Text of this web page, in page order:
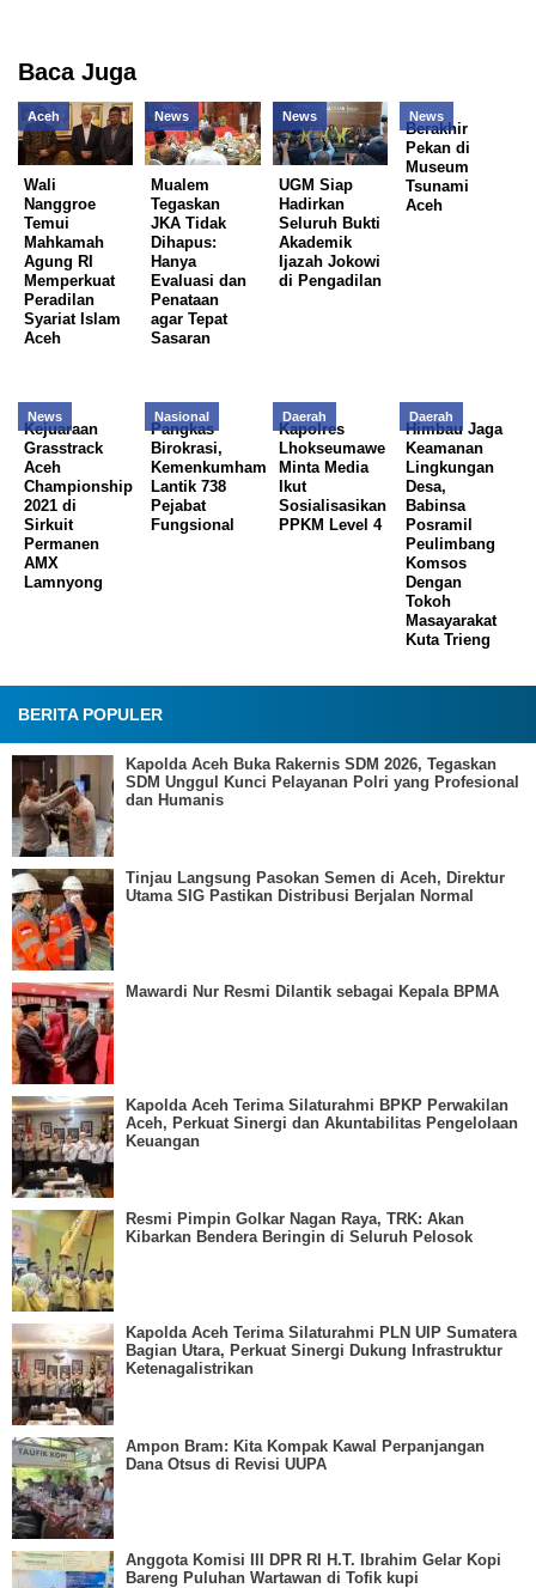
Baca Juga
Aceh
Wali
Nanggroe
Temui
Mahkamah
Agung RI
Memperkuat
Peradilan
Syariat Islam
Aceh
News
Mualem
Tegaskan
JKA Tidak
Dihapus:
Hanya
Evaluasi dan
Penataan
agar Tepat
Sasaran
News
UGM Siap
Hadirkan
Seluruh Bukti
Akademik
Ijazah Jokowi
di Pengadilan
News
Berakhir
Pekan di
Museum
Tsunami
Aceh
News
Kejuaraan
Grasstrack
Aceh
Championship
2021 di
Sirkuit
Permanen
AMX
Lamnyong
Nasional
Pangkas
Birokrasi,
Kemenkumham
Lantik 738
Pejabat
Fungsional
Daerah
Kapolres
Lhokseumawe
Minta Media
Ikut
Sosialisasikan
PPKM Level 4
Daerah
Himbau Jaga
Keamanan
Lingkungan
Desa,
Babinsa
Posramil
Peulimbang
Komsos
Dengan
Tokoh
Masayarakat
Kuta Trieng
BERITA POPULER
Kapolda Aceh Buka Rakernis SDM 2026, Tegaskan
SDM Unggul Kunci Pelayanan Polri yang Profesional
dan Humanis
Tinjau Langsung Pasokan Semen di Aceh, Direktur
Utama SIG Pastikan Distribusi Berjalan Normal
Mawardi Nur Resmi Dilantik sebagai Kepala BPMA
Kapolda Aceh Terima Silaturahmi BPKP Perwakilan
Aceh, Perkuat Sinergi dan Akuntabilitas Pengelolaan
Keuangan
Resmi Pimpin Golkar Nagan Raya, TRK: Akan
Kibarkan Bendera Beringin di Seluruh Pelosok
Kapolda Aceh Terima Silaturahmi PLN UIP Sumatera
Bagian Utara, Perkuat Sinergi Dukung Infrastruktur
Ketenagalistrikan
Ampon Bram: Kita Kompak Kawal Perpanjangan
Dana Otsus di Revisi UUPA
Anggota Komisi III DPR RI H.T. Ibrahim Gelar Kopi
Bareng Puluhan Wartawan di Tofik kupi